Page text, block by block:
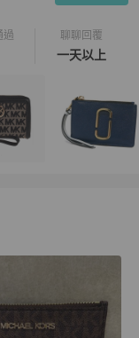
過 聊聊回覆
一天以上
薦精品